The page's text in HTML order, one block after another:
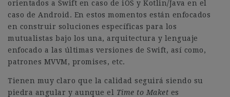
orientados a Swift en caso de iOS y Kotlin/Java en el
caso de Android. En estos momentos están enfocados
en construir soluciones específicas para los
mutualistas bajo los una, arquitectura y lenguaje
enfocado a las últimas versiones de Swift, así como,
patrones MVVM, promises, etc.
Tienen muy claro que la calidad seguirá siendo su
piedra angular y aunque el Time to Maket es